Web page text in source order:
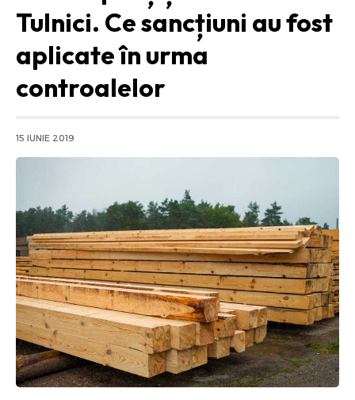
Tulnici. Ce sancțiuni au fost
aplicate în urma
controalelor
15 IUNIE 2019